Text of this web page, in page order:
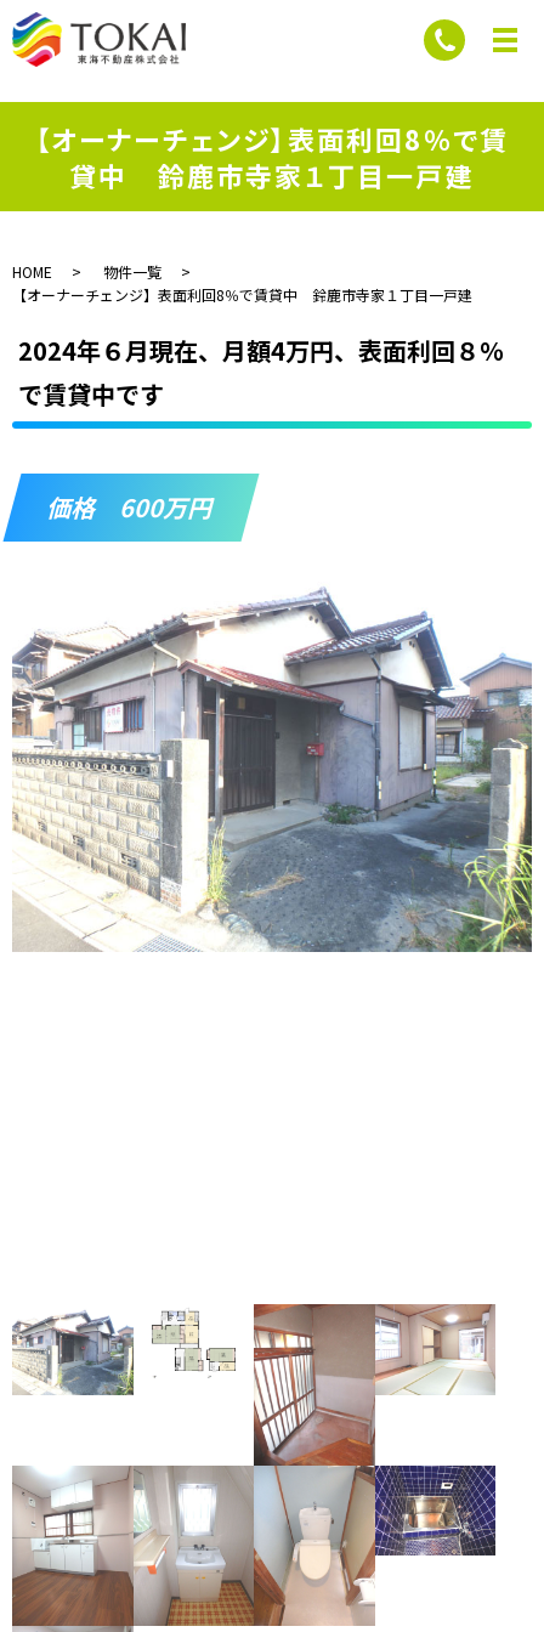
【オーナーチェンジ】表面利回8％で賃
貸中 鈴鹿市寺家１丁目一戸建
HOME
物件一覧
【オーナーチェンジ】表面利回8％で賃貸中 鈴鹿市寺家１丁目一戸建
2024年６月現在、月額4万円、表面利回８％
で賃貸中です
価格 600万円